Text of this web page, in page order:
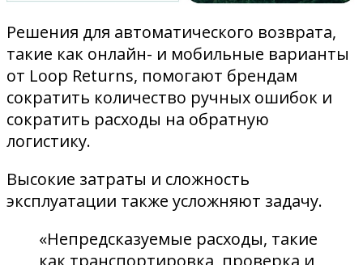
Решения для автоматического возврата,
такие как онлайн- и мобильные варианты
от Loop Returns, помогают брендам
сократить количество ручных ошибок и
сократить расходы на обратную
логистику.
Высокие затраты и сложность
эксплуатации также усложняют задачу.
«Непредсказуемые расходы, такие